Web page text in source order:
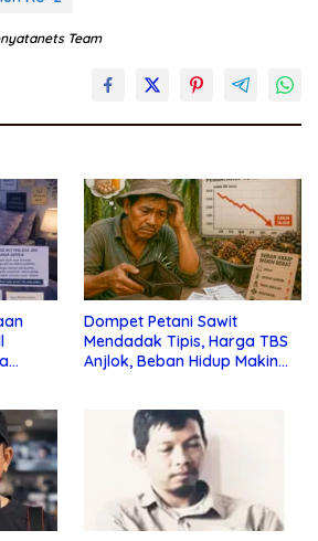
Team
Dompet Petani Sawit
Mendadak Tipis, Harga TBS
Anjlok, Beban Hidup Makin